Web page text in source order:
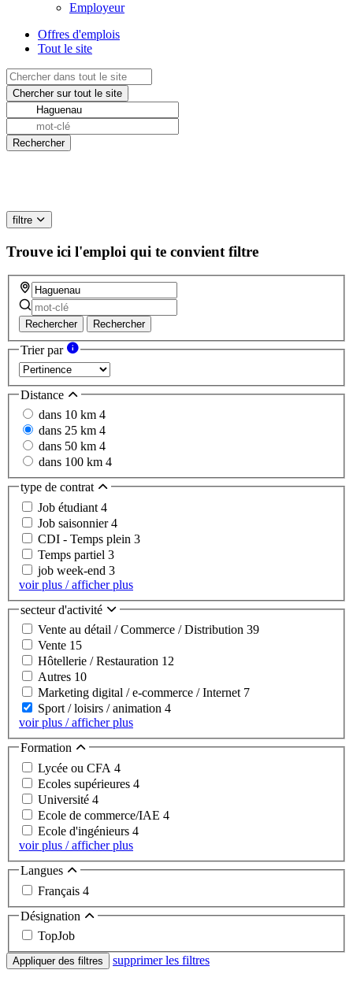
Employeur
Offres d'emplois
Tout le site
filtre
Trouve ici l'emploi qui te convient filtre
Rechercher Rechercher
Trier par
Distance
dans 10 km 4
dans 25 km 4
dans 50 km 4
dans 100 km 4
type de contrat
Job étudiant 4
Job saisonnier4
CDI - Temps plein 3
Temps partiel 3
job week-end 3
voir plus / afficher plus
secteur d'activité
Vente au détail / Commerce / Distribution 39
Vente 15
Hôtellerie / Restauration 12
Autres 10
Marketing digital / e-commerce / Internet 7
Sport / loisirs / animation 4
voir plus / afficher plus
Formation
Lycée ou CFA 4
Ecoles supérieures 4
Université 4
Ecole de commerce/IAE 4
Ecole d'ingénieurs 4
voir plus / afficher plus
Langues
Français 4
Désignation
TopJob
Appliquer des filtres supprimer les filtres